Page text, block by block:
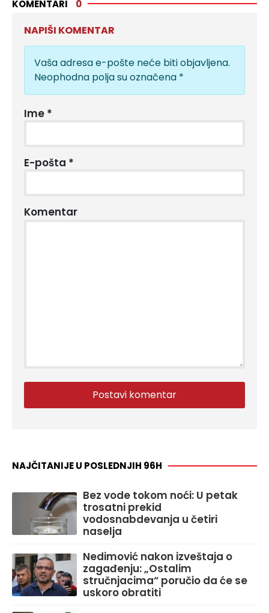
KOMENTARI 0
NAPIŠI KOMENTAR
Vaša adresa e-pošte neće biti objavljena.
Neophodna polja su označena *
Ime *
E-pošta *
Komentar
NAJČITANIJE U POSLEDNJIH 96H
Bez vode tokom noći: U petak
trosatni prekid
vodosnabdevanja u četiri
naselja
Nedimović nakon izveštaja o
zagađenju: „Ostalim
stručnjacima“ poručio da će se
uskoro obratiti